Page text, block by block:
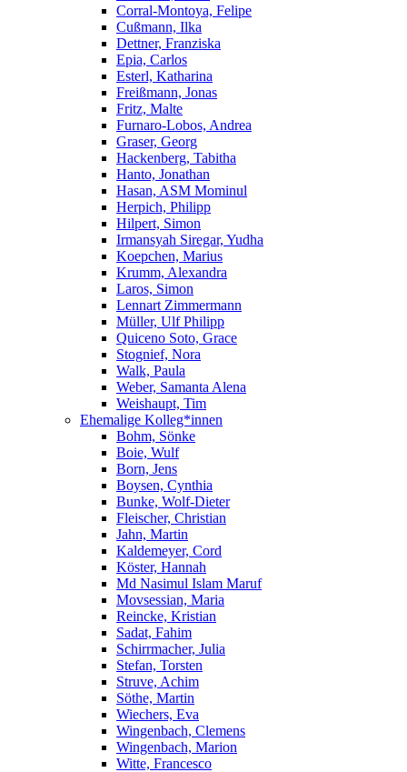
Corral-Montoya, Felipe
Cußmann, Ilka
Dettner, Franziska
Epia, Carlos
Esterl, Katharina
Freißmann, Jonas
Fritz, Malte
Furnaro-Lobos, Andrea
Graser, Georg
Hackenberg, Tabitha
Hanto, Jonathan
Hasan, ASM Mominul
Herpich, Philipp
Hilpert, Simon
Irmansyah Siregar, Yudha
Koepchen, Marius
Krumm, Alexandra
Laros, Simon
Lennart Zimmermann
Müller, Ulf Philipp
Quiceno Soto, Grace
Stognief, Nora
Walk, Paula
Weber, Samanta Alena
Weishaupt, Tim
Ehemalige Kolleg*innen
Bohm, Sönke
Boie, Wulf
Born, Jens
Boysen, Cynthia
Bunke, Wolf-Dieter
Fleischer, Christian
Jahn, Martin
Kaldemeyer, Cord
Köster, Hannah
Md Nasimul Islam Maruf
Movsessian, Maria
Reincke, Kristian
Sadat, Fahim
Schirrmacher, Julia
Stefan, Torsten
Struve, Achim
Söthe, Martin
Wiechers, Eva
Wingenbach, Clemens
Wingenbach, Marion
Witte, Francesco